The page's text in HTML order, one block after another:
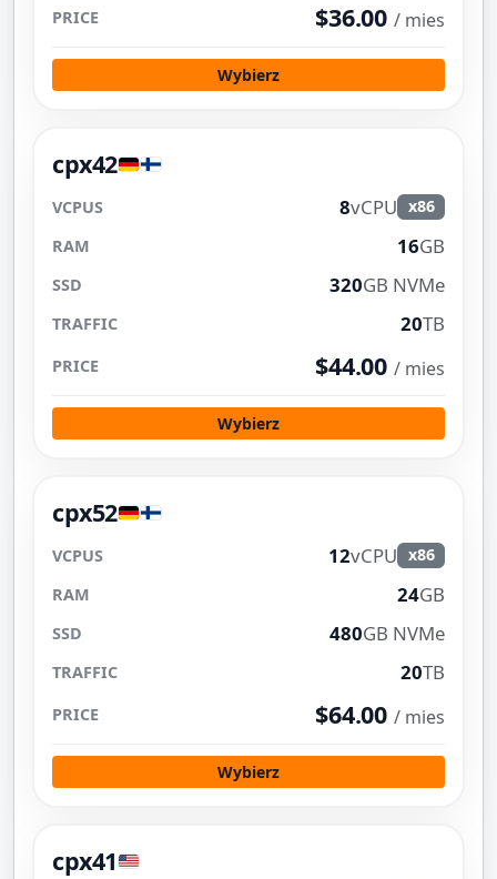
$36.00 / mies
Wybierz
cpx42
8vCPU x86
16GB
320GB NVMe
20TB
$44.00 / mies
Wybierz
cpx52
12vCPU x86
24GB
480GB NVMe
20TB
$64.00 / mies
Wybierz
cpx41